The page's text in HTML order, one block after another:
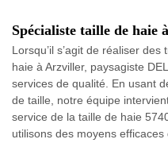
Spécialiste taille de haie
Lorsqu’il s’agit de réaliser
haie à Arzviller, paysagiste
services de qualité. En usant
de taille, notre équipe
service de la taille de haie
utilisons des moyens